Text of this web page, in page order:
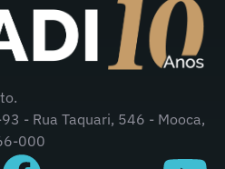
- Rua Taquari, 546 - Mooca,
000